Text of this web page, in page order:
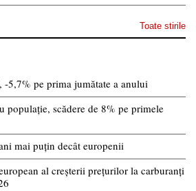
Toate stirile
5,7% pe prima jumătate a anului
populație, scădere de 8% pe primele
mai puțin decât europenii
al creșterii prețurilor la carburanți